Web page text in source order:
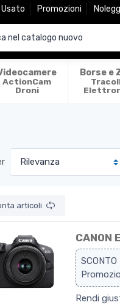
Usato Promozioni
ActionCam
Droni
Borse e
articoli
CANON
Rendi